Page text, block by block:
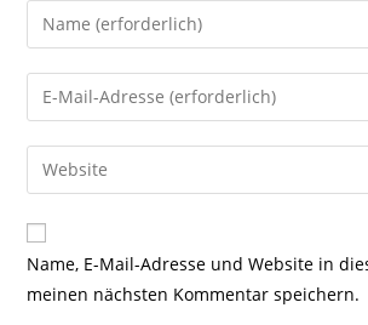
Gib
deinen
Namen
oder
zum
Kommentieren
ein
Gib
deine
E-
Mail-
zum
Kommentieren
ein
Gib
deine
Website-
URL
Name, E-Mail-Adresse und Website in
meinen nächsten Kommentar speichern.